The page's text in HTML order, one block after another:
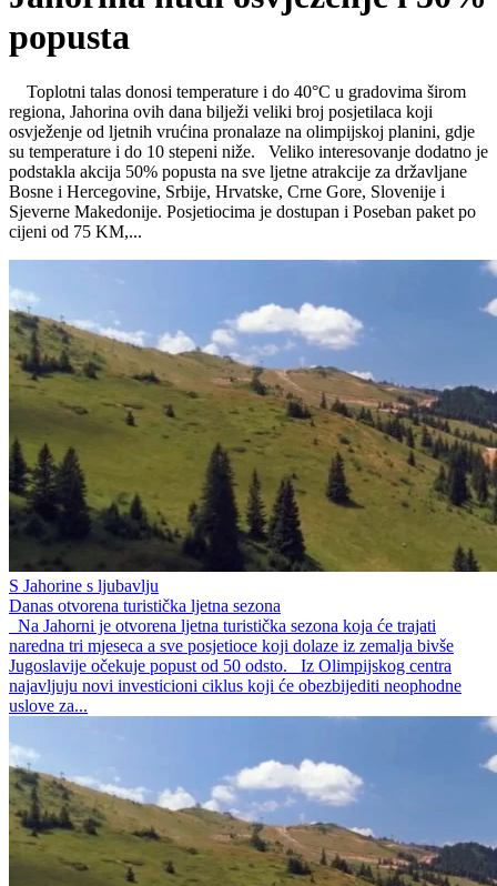
popusta
Toplotni talas donosi temperature i do 40°C u gradovima širom
regiona, Jahorina ovih dana bilježi veliki broj posjetilaca koji
osvježenje od ljetnih vrućina pronalaze na olimpijskoj planini, gdje
su temperature i do 10 stepeni niže. Veliko interesovanje dodatno je
podstakla akcija 50% popusta na sve ljetne atrakcije za državljane
Bosne i Hercegovine, Srbije, Hrvatske, Crne Gore, Slovenije i
Sjeverne Makedonije. Posjetiocima je dostupan i Poseban paket po
cijeni od 75 KM,...
S Jahorine s ljubavlju
Danas otvorena turistička ljetna sezona
Na Jahorni je otvorena ljetna turistička sezona koja će trajati
naredna tri mjeseca a sve posjetioce koji dolaze iz zemalja bivše
Jugoslavije očekuje popust od 50 odsto. Iz Olimpijskog centra
najavljuju novi investicioni ciklus koji će obezbijediti neophodne
uslove za...